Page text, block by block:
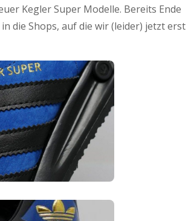
Kegler Super Modelle. Bereits Ende
die Shops, auf die wir (leider) jetzt erst